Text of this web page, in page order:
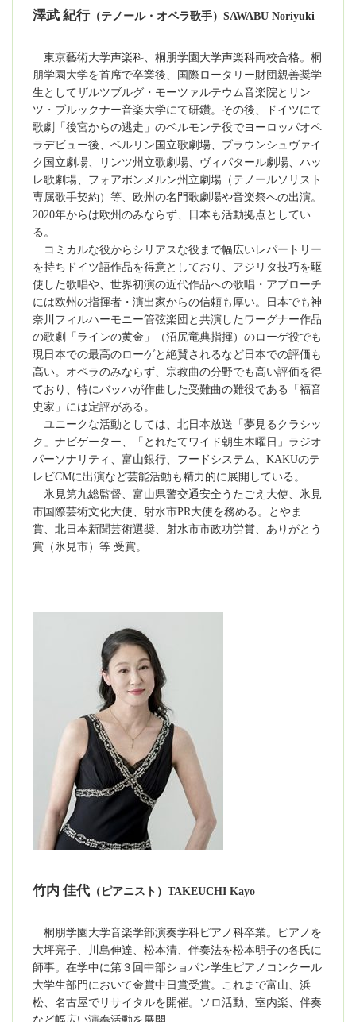
澤武 紀行（テノール・オペラ歌手）SAWABU Noriyuki
東京藝術大学声楽科、桐朋学園大学声楽科両校合格。桐
朋学園大学を首席で卒業後、国際ロータリー財団親善奨学
生としてザルツブルグ・モーツァルテウム音楽院とリン
ツ・ブルックナー音楽大学にて研鑽。その後、ドイツにて
歌劇「後宮からの逃走」のベルモンテ役でヨーロッパオペ
ラデビュー後、ベルリン国立歌劇場、ブラウンシュヴァイ
ク国立劇場、リンツ州立歌劇場、ヴィパタール劇場、ハッ
レ歌劇場、フォアポンメルン州立劇場（テノールソリスト
専属歌手契約）等、欧州の名門歌劇場や音楽祭への出演。
2020年からは欧州のみならず、日本も活動拠点としてい
る。
コミカルな役からシリアスな役まで幅広いレパートリー
を持ちドイツ語作品を得意としており、アジリタ技巧を駆
使した歌唱や、世界初演の近代作品への歌唱・アプローチ
には欧州の指揮者・演出家からの信頼も厚い。日本でも神
奈川フィルハーモニー管弦楽団と共演したワーグナー作品
の歌劇「ラインの黄金」（沼尻竜典指揮）のローゲ役でも
現日本での最高のローゲと絶賛されるなど日本での評価も
高い。オペラのみならず、宗教曲の分野でも高い評価を得
ており、特にバッハが作曲した受難曲の難役である「福音
史家」には定評がある。
ユニークな活動としては、北日本放送「夢見るクラシッ
ク」ナビゲーター、「とれたてワイド朝生木曜日」ラジオ
パーソナリティ、富山銀行、フードシステム、KAKUのテ
レビCMに出演など芸能活動も精力的に展開している。
氷見第九総監督、富山県警交通安全うたごえ大使、氷見
市国際芸術文化大使、射水市PR大使を務める。とやま
賞、北日本新聞芸術選奨、射水市市政功労賞、ありがとう
賞（氷見市）等 受賞。
竹内 佳代 （ピアニスト）TAKEUCHI Kayo
桐朋学園大学音楽学部演奏学科ピアノ科卒業。ピアノを
大坪亮子、川島伸達、松本清、伴奏法を松本明子の各氏に
師事。在学中に第３回中部ショパン学生ピアノコンクール
大学生部門において金賞中日賞受賞。これまで富山、浜
松、名古屋でリサイタルを開催。ソロ活動、室内楽、伴奏